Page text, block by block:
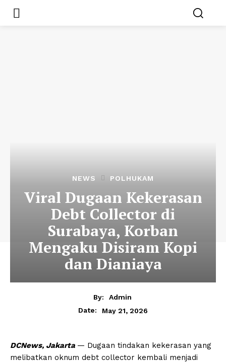
NEWS POLHUKAM
Viral Dugaan Kekerasan
Debt Collector di
Surabaya, Korban
Mengaku Disiram Kopi
dan Dianiaya
By:
Admin
Date:
May 21, 2026
DCNews, Jakarta — Dugaan tindakan kekerasan yang
melibatkan oknum debt collector kembali menjadi